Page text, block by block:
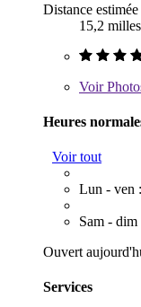
Distance estimée
15,2 milles
Voir
Heures
Voir tout
Lun - ven
Sam -
Ouvert
Services